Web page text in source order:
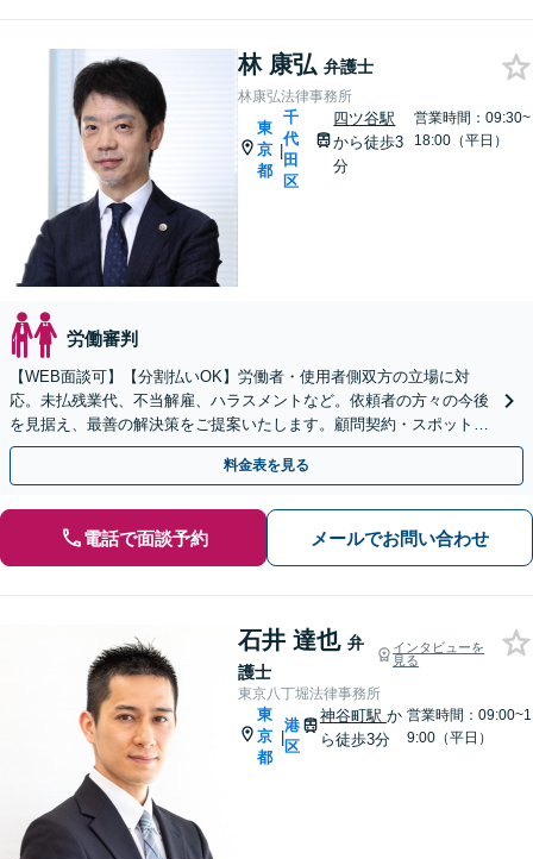
林 康弘 弁護士
林康弘法律事務所
東
京
都
|
千
代
田
区
四ツ谷駅
から徒歩3
分
営業時間：09:30~
18:00（平日）
労働審判
【WEB面談可】【分割払いOK】労働者・使用者側双方の立場に対
応。未払残業代、不当解雇、ハラスメントなど。依頼者の方々の今後
を見据え、最善の解決策をご提案いたします。顧問契約・スポットで
のご相談にも柔軟に対応
料金表を見る
電話で面談予約 メールでお問い合わせ
石井 達也 弁
護士
インタビューを
見る
東京八丁堀法律事務所
東
京
都
|
港
区
神谷町駅 か
ら徒歩3分
営業時間：09:00~1
9:00（平日）